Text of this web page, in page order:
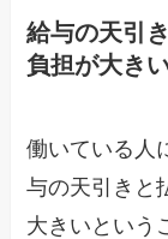
給与の天引
負担が大き
働いている人
与の天引きと
大きいという